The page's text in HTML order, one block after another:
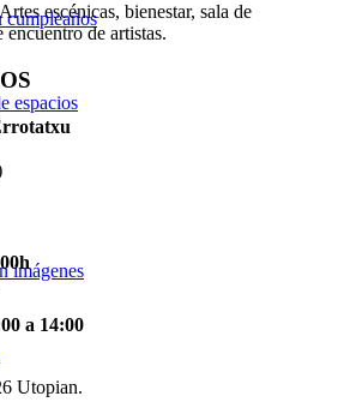
cumpleaños
espacios
imágenes
Artes escénicas, bienestar, sala de
de artistas.
a 14:00
Utopian.